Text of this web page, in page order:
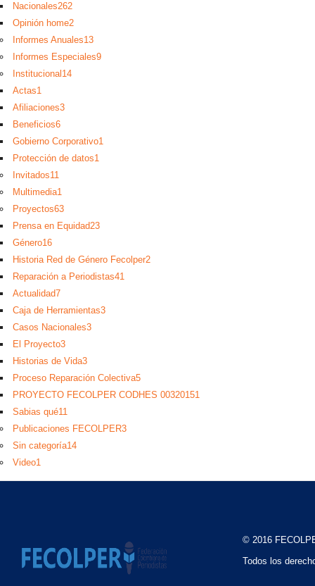
Nacionales262
Opinión home2
Informes Anuales13
Informes Especiales9
Institucional 14
Actas1
Afiliaciones3
Beneficios6
Gobierno Corporativo1
Protección de datos1
Invitados11
Multimedia1
Proyectos63
Prensa en Equidad23
Género16
Historia Red de Género Fecolper2
Reparación a Periodistas41
Actualidad7
Caja de Herramientas3
Casos Nacionales3
El Proyecto3
Historias de Vida3
Proceso Reparación Colectiva5
PROYECTO FECOLPER CODHES 00320151
Sabias qué11
Publicaciones FECOLPER3
Sin categoría14
Video1
© 2016
Todos los